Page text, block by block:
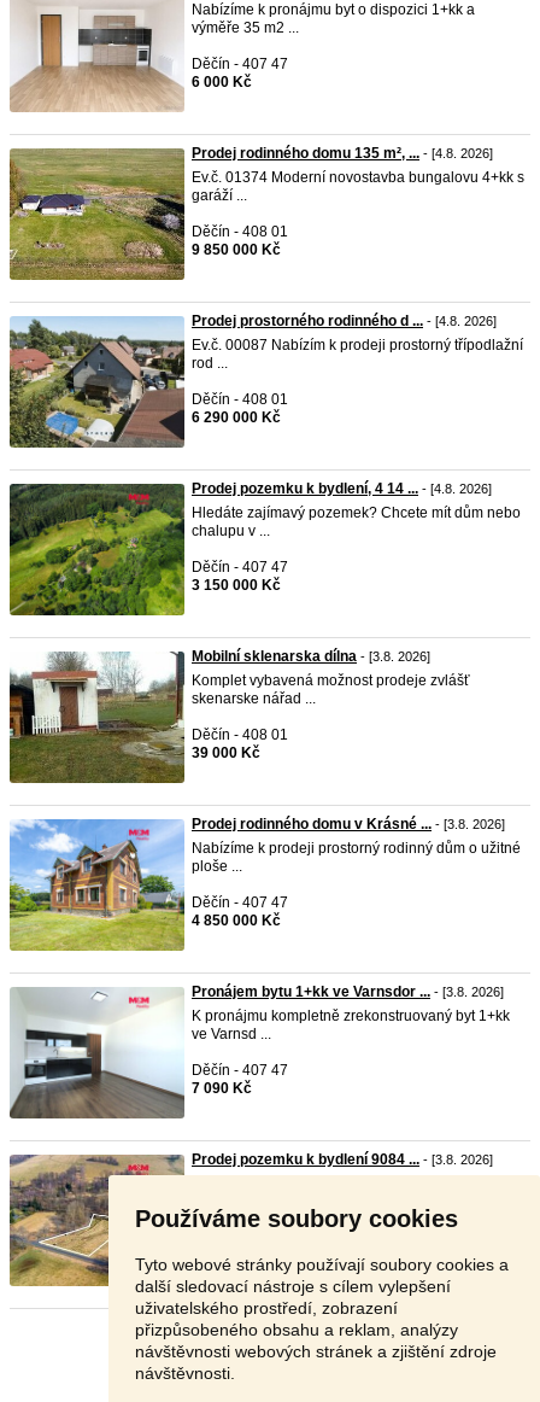
Používáme soubory cookies
Tyto webové stránky používají soubory cookies a
další sledovací nástroje s cílem vylepšení
uživatelského prostředí, zobrazení
přizpůsobeného obsahu a reklam, analýzy
návštěvnosti webových stránek a zjištění zdroje
návštěvnosti.
Nabízíme k pronájmu byt o dispozici 1+kk a
výměře 35 m2 ...
Děčín - 407 47
6 000 Kč
Prodej rodinného domu 135 m², ... - [4.8. 2026]
Ev.č. 01374 Moderní novostavba bungalovu 4+kk s
garáží ...
Děčín - 408 01
9 850 000 Kč
Prodej prostorného rodinného d ... - [4.8. 2026]
Ev.č. 00087 Nabízím k prodeji prostorný třípodlažní
rod ...
Děčín - 408 01
6 290 000 Kč
Prodej pozemku k bydlení, 4 14 ... - [4.8. 2026]
Hledáte zajímavý pozemek? Chcete mít dům nebo
chalupu v ...
Děčín - 407 47
3 150 000 Kč
Mobilní sklenarska dílna - [3.8. 2026]
Komplet vybavená možnost prodeje zvlášť
skenarske nářad ...
Děčín - 408 01
39 000 Kč
Prodej rodinného domu v Krásné ... - [3.8. 2026]
Nabízíme k prodeji prostorný rodinný dům o užitné
ploše ...
Děčín - 407 47
4 850 000 Kč
Pronájem bytu 1+kk ve Varnsdor ... - [3.8. 2026]
K pronájmu kompletně zrekonstruovaný byt 1+kk
ve Varnsd ...
Děčín - 407 47
7 090 Kč
Prodej pozemku k bydlení 9084 ... - [3.8. 2026]
1 390 000 Kč
Stránka: 1 2 3 Další